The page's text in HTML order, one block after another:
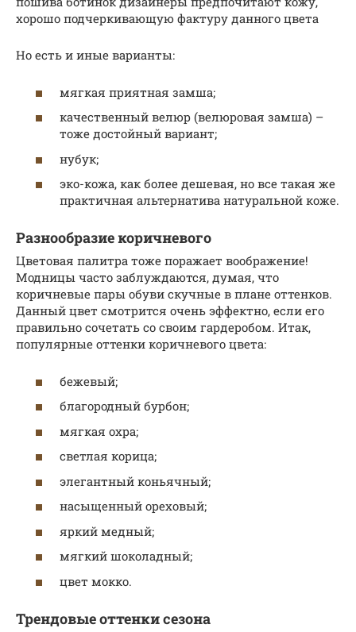
хорошо подчеркивающую фактуру данного цвета
Но есть и иные варианты:
мягкая приятная замша;
качественный велюр (велюровая замша) –
тоже достойный вариант;
нубук;
эко-кожа, как более дешевая, но все такая же
практичная альтернатива натуральной коже.
Разнообразие коричневого
Цветовая палитра тоже поражает воображение!
Модницы часто заблуждаются, думая, что
коричневые пары обуви скучные в плане оттенков.
Данный цвет смотрится очень эффектно, если его
правильно сочетать со своим гардеробом. Итак,
популярные оттенки коричневого цвета:
бежевый;
благородный бурбон;
мягкая охра;
светлая корица;
элегантный коньячный;
насыщенный ореховый;
яркий медный;
мягкий шоколадный;
цвет мокко.
Трендовые оттенки сезона